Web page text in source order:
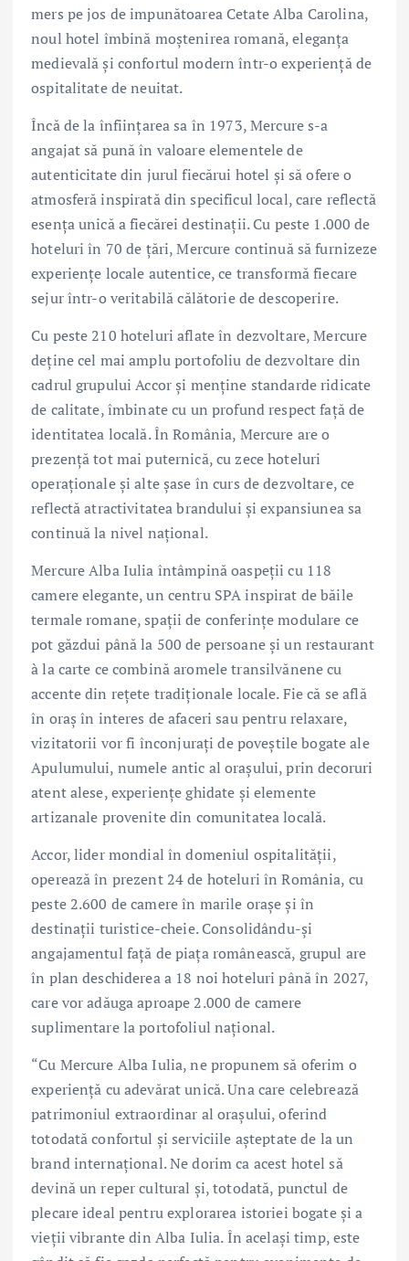
mers pe jos de impunătoarea Cetate Alba Carolina,
noul hotel îmbină moștenirea romană, eleganța
medievală și confortul modern într-o experiență de
ospitalitate de neuitat.
Încă de la înființarea sa în 1973, Mercure s-a
angajat să pună în valoare elementele de
autenticitate din jurul fiecărui hotel și să ofere o
atmosferă inspirată din specificul local, care reflectă
esența unică a fiecărei destinații. Cu peste 1.000 de
hoteluri în 70 de țări, Mercure continuă să furnizeze
experiențe locale autentice, ce transformă fiecare
sejur într-o veritabilă călătorie de descoperire.
Cu peste 210 hoteluri aflate în dezvoltare, Mercure
deține cel mai amplu portofoliu de dezvoltare din
cadrul grupului Accor și menține standarde ridicate
de calitate, îmbinate cu un profund respect față de
identitatea locală. În România, Mercure are o
prezență tot mai puternică, cu zece hoteluri
operaționale și alte șase în curs de dezvoltare, ce
reflectă atractivitatea brandului și expansiunea sa
continuă la nivel național.
Mercure Alba Iulia întâmpină oaspeții cu 118
camere elegante, un centru SPA inspirat de băile
termale romane, spații de conferințe modulare ce
pot găzdui până la 500 de persoane și un restaurant
à la carte ce combină aromele transilvănene cu
accente din rețete tradiționale locale. Fie că se află
în oraș în interes de afaceri sau pentru relaxare,
vizitatorii vor fi înconjurați de poveștile bogate ale
Apulumului, numele antic al orașului, prin decoruri
atent alese, experiențe ghidate și elemente
artizanale provenite din comunitatea locală.
Accor, lider mondial în domeniul ospitalității,
operează în prezent 24 de hoteluri în România, cu
peste 2.600 de camere în marile orașe și în
destinații turistice-cheie. Consolidându-și
angajamentul față de piața românească, grupul are
în plan deschiderea a 18 noi hoteluri până în 2027,
care vor adăuga aproape 2.000 de camere
suplimentare la portofoliul național.
“Cu Mercure Alba Iulia, ne propunem să oferim o
experiență cu adevărat unică. Una care celebrează
patrimoniul extraordinar al orașului, oferind
totodată confortul și serviciile așteptate de la un
brand internațional. Ne dorim ca acest hotel să
devină un reper cultural și, totodată, punctul de
plecare ideal pentru explorarea istoriei bogate și a
vieții vibrante din Alba Iulia. În același timp, este